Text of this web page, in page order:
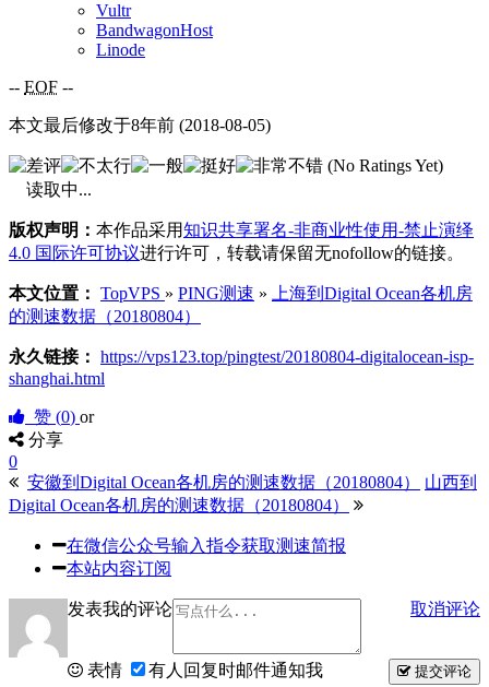
Vultr
BandwagonHost
Linode
-- EOF --
本文最后修改于8年前 (2018-08-05)
(No Ratings Yet)
读取中...
版权声明： 本作品采用知识共享署名-非商业性使用-禁止演绎
4.0 国际许可协议进行许可，转载请保留无nofollow的链接。
本文位置： TopVPS » PING测速 »
上海到Digital Ocean各机房
的测速数据（20180804）
永久链接： https://vps123.top/pingtest/20180804-digitalocean-isp-
shanghai.html
赞 (0) or
分享
0
安徽到Digital Ocean各机房的测速数据（20180804）
山西到
Digital Ocean各机房的测速数据（20180804）
在微信公众号输入指令获取测速简报
本站内容订阅
发表我的评论 取消评论
提交评论
表情 有人回复时邮件通知我